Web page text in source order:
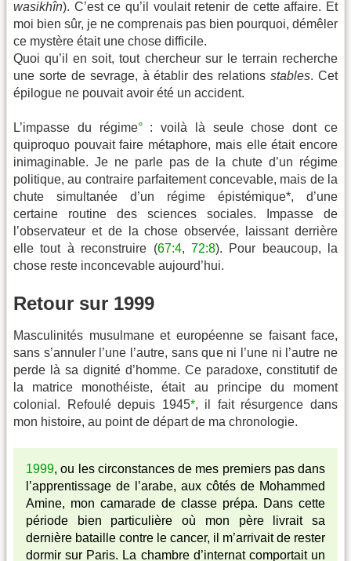
wasikhîn). C’est ce qu’il voulait retenir de cette affaire. Et
moi bien sûr, je ne comprenais pas bien pourquoi, démêler
ce mystère était une chose difficile.
Quoi qu’il en soit, tout chercheur sur le terrain recherche
une sorte de sevrage, à établir des relationsstables. Cet
épilogue ne pouvait avoir été un accident.
L’impasse du régime°: voilà là seule chose dont ce
quiproquo pouvait faire métaphore, mais elle était encore
inimaginable. Je ne parle pas de la chute d’un régime
politique, au contraire parfaitement concevable, mais de la
chute simultanée d’un régime épistémique*, d’une
certaine routine des sciences sociales. Impasse de
l’observateur et de la chose observée, laissant derrière
elle tout à reconstruire (67:4, 72:8). Pour beaucoup, la
chose reste inconcevable aujourd’hui.
Retour sur 1999
Masculinités musulmane et européenne se faisant face,
sans s’annuler l’une l’autre, sans que ni l’une ni l’autre ne
perde là sa dignité d’homme. Ce paradoxe, constitutif de
la matrice monothéiste, était au principe du moment
colonial. Refoulé depuis 1945*, il fait résurgence dans
mon histoire, au point de départ de ma chronologie.
1999, ou les circonstances de mes premiers pas dans
l’apprentissage de l’arabe, aux côtés de Mohammed
Amine, mon camarade de classe prépa. Dans cette
période bien particulière où mon père livrait sa
dernière bataille contre le cancer, il m’arrivait de rester
dormir sur Paris. La chambre d’internat comportait un